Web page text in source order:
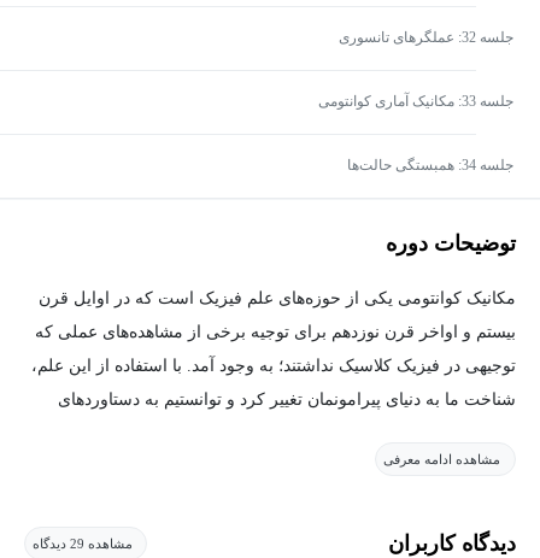
جلسه 32: عملگر‌های تانسوری
جلسه 33: مکانیک آماری کوانتومی
جلسه 34: همبستگی حالت‌ها
توضیحات دوره
مکانیک کوانتومی یکی از حوزه‌های علم فیزیک است که در اوایل قرن
بیستم و اواخر قرن نوزدهم برای توجیه برخی از مشاهده‌های عملی که
توجیهی در فیزیک کلاسیک نداشتند؛ به وجود آمد. با استفاده از این علم،
شناخت ما به دنیای پیرامونمان تغییر کرد و توانستیم به دستاوردهای
را موردبررسی قرار داده و رفتار الکترون‌ها را در حالت‌های مختلف
مشاهده ادامه معرفی
دیدگاه کاربران مشاهده 29 دیدگاه